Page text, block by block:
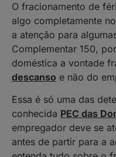
O fracionamento de
algo completamente
a atenção para
Complementar 150,
doméstica a vontade
descanso e não do
Essa é só uma das
conhecida PEC das
empregador deve se
antes de partir para a